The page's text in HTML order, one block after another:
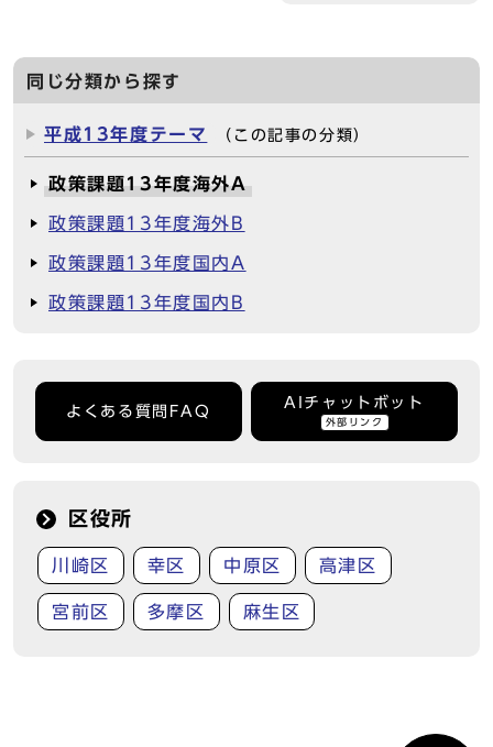
同じ分類から探す
平成13年度テーマ （この記事の分類）
政策課題13年度海外A
政策課題13年度海外B
政策課題13年度国内A
政策課題13年度国内B
よくある質問FAQ
AIチャットボット
外部リンク
区役所
川崎区 幸区 中原区 高津区
宮前区 多摩区 麻生区